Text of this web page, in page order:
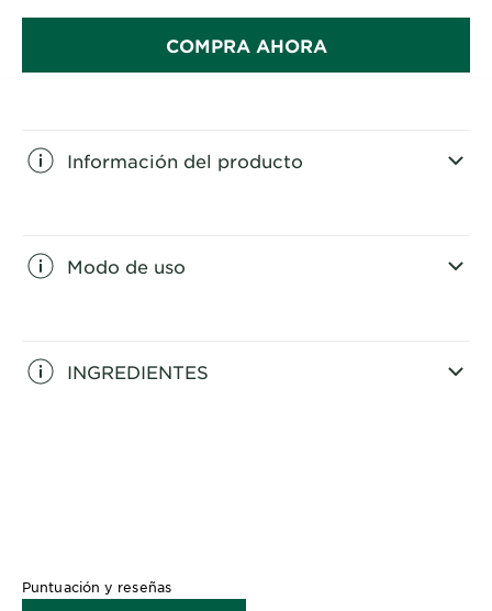
COMPRA AHORA
Información del producto
Modo de uso
INGREDIENTES
Puntuación y reseñas